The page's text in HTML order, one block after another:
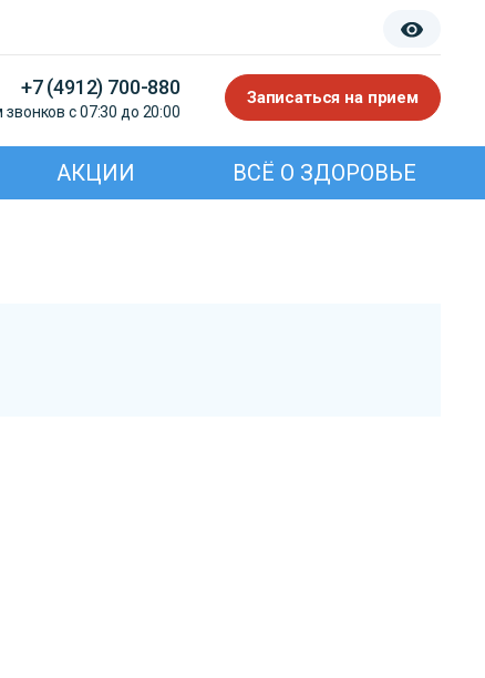
+7 (4912) 700-880
звонков с 07:30 до 20:00
Записаться на прием
АКЦИИ ВСЁ О ЗДОРОВЬЕ